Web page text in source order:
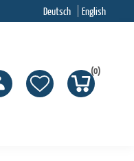
Deutsch English
(0)